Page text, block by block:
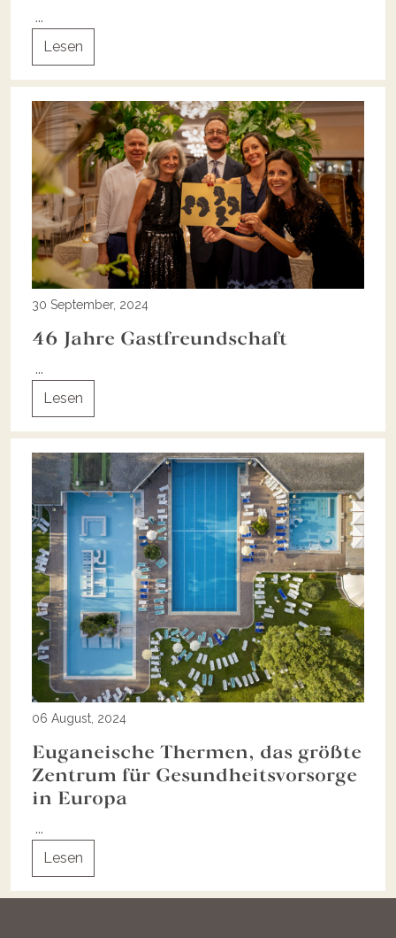
...
Lesen
30 September, 2024
46 Jahre Gastfreundschaft
...
Lesen
06 August, 2024
Euganeische Thermen, das größte
Zentrum für Gesundheitsvorsorge
in Europa
...
Lesen